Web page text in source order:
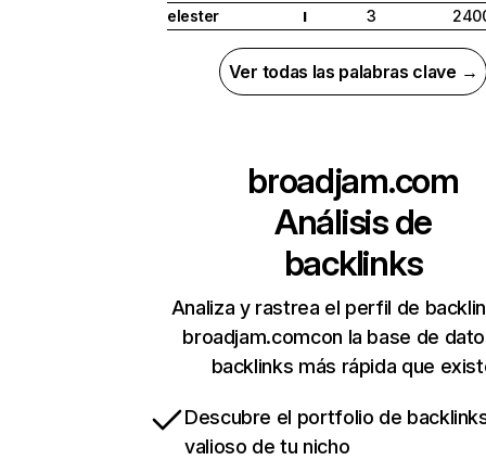
elester
I 3
Ver todas las palabras clave →
broadjam.com
Análisis de
backlinks
Analiza y rastrea el perfil de
broadjam.comcon la base de
backlinks más rápida que
Descubre el portfolio de
valioso de tu nicho